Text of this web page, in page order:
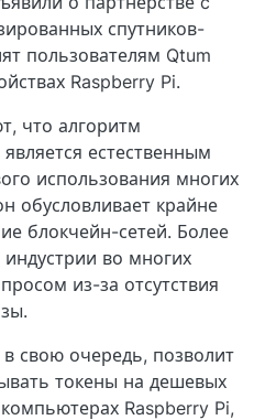
спутников-
пользователям Qtum
Raspberry Pi.
что алгоритм
естественным
использования многих
обусловливает крайне
блокчейн-сетей. Более
индустрии во многих
из-за отсутствия
в свою очередь, позволит
токены на дешевых
Raspberry Pi,